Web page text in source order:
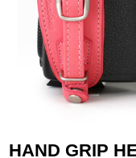
HAND GRIP